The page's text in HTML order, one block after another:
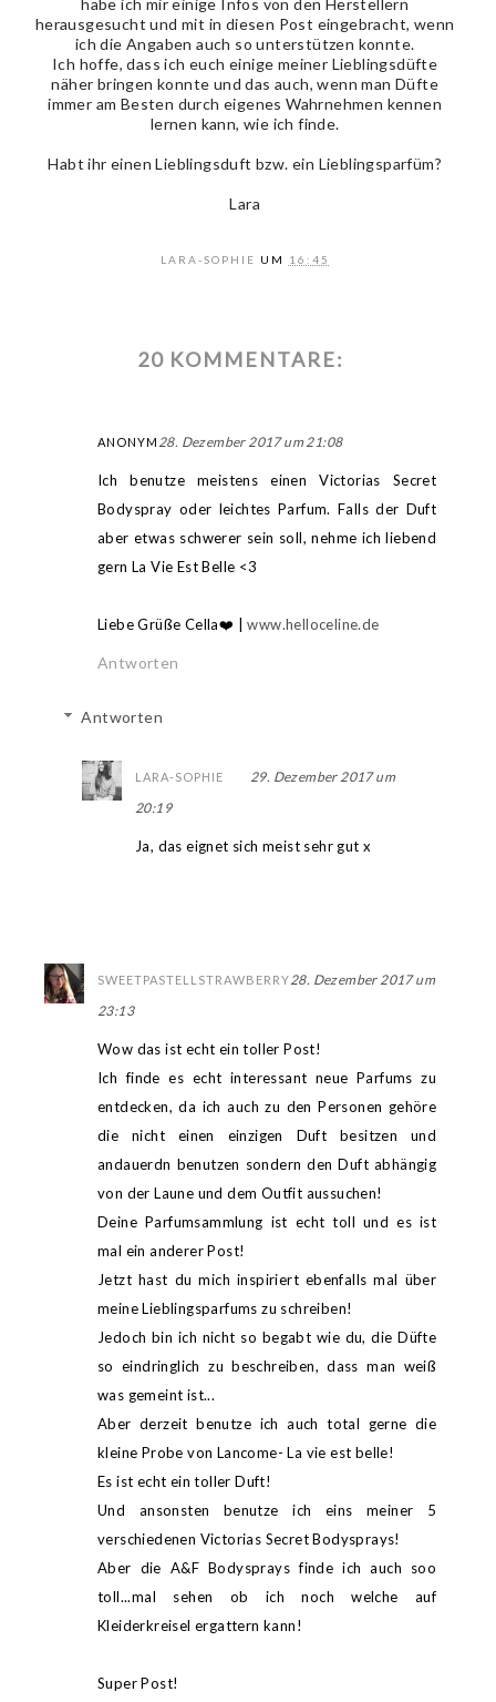
habe ich mir einige Infos von den Herstellern
herausgesucht und mit in diesen Post eingebracht, wenn
ich die Angaben auch so unterstützen konnte.
Ich hoffe, dass ich euch einige meiner Lieblingsdüfte
näher bringen konnte und das auch, wenn man Düfte
immer am Besten durch eigenes Wahrnehmen kennen
lernen kann, wie ich finde.
Habt ihr einen Lieblingsduft bzw. ein Lieblingsparfüm?
Lara
LARA-SOPHIE UM 16:45
20 KOMMENTARE:
ANONYM28. Dezember 2017 um 21:08
Ich benutze meistens einen Victorias Secret
Bodyspray oder leichtes Parfum. Falls der Duft
aber etwas schwerer sein soll, nehme ich liebend
gern La Vie Est Belle <3
Liebe Grüße Cella❤️ |www.helloceline.de
Antworten
Antworten
LARA-SOPHIE
29. Dezember 2017 um
20:19
Ja, das eignet sich meist sehr gut x
SWEETPASTELLSTRAWBERRY28. Dezember 2017 um
23:13
Wow das ist echt ein toller Post!
Ich finde es echt interessant neue Parfums zu
entdecken, da ich auch zu den Personen gehöre
die nicht einen einzigen Duft besitzen und
andauerdn benutzen sondern den Duft abhängig
von der Laune und dem Outfit aussuchen!
Deine Parfumsammlung ist echt toll und es ist
mal ein anderer Post!
Jetzt hast du mich inspiriert ebenfalls mal über
meine Lieblingsparfums zu schreiben!
Jedoch bin ich nicht so begabt wie du, die Düfte
so eindringlich zu beschreiben, dass man weiß
was gemeint ist...
Aber derzeit benutze ich auch total gerne die
kleine Probe von Lancome- La vie est belle!
Es ist echt ein toller Duft!
Und ansonsten benutze ich eins meiner 5
verschiedenen Victorias Secret Bodysprays!
Aber die A&F Bodysprays finde ich auch soo
toll...mal sehen ob ich noch welche auf
Kleiderkreisel ergattern kann!
Super Post!